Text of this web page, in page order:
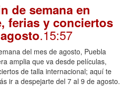
de semana en
ferias y conciertos
.15:57
del mes de agosto, Puebla
amplia que va desde películas,
de talla internacional; aquí te
ir a despejarte del 7 al 9 de agosto.